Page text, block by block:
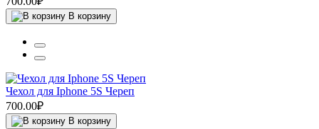
В корзину
Чехол для Iphone 5S Череп
700.00₽
В корзину